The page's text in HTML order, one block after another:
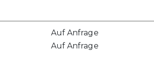
Auf Anfrage
Auf Anfrage